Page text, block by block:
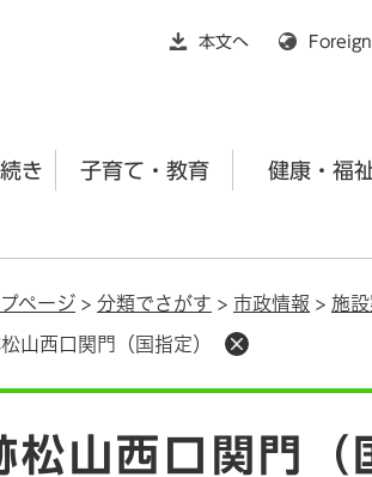
本文へ
き 子育て・教育 健康・福
プページ > 分類でさがす > 市政情報 > 施
山西口関門（国指定）
松山西口関門（